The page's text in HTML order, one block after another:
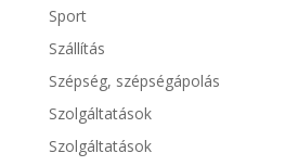
Sport
Szállítás
Szépség, szépségápolás
Szolgáltatások
Szolgáltatások